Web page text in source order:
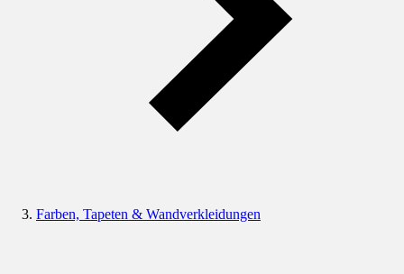
Farben, Tapeten & Wandverkleidungen